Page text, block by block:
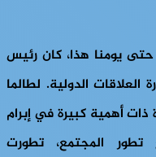
حتى يومنا هذا، كان رئيس
الدولية. لطالما
ذات أهمية كبيرة في إبرام
تطور المجتمع، تطورت